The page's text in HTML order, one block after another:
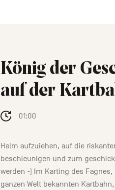
König der
auf der
Helm aufzuiehen, auf die
beschleunigen und zum
werden -) Im Karting des Fagnes,
ganzen Welt bekannten
01:00